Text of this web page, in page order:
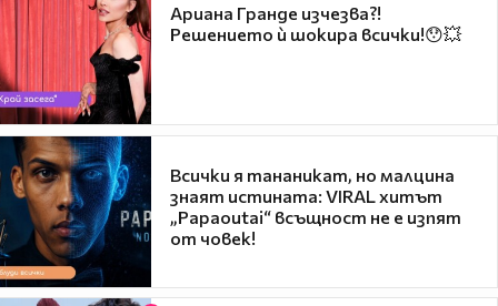
Ариана Гранде изчезва?!
Решението ѝ шокира всички!😯💥
Всички я тананикат, но малцина
знаят истината: VIRAL хитът
„Papaoutai“ всъщност не е изпят
от човек!